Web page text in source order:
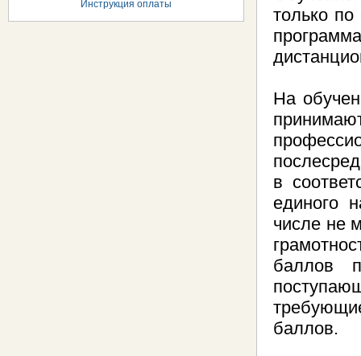
Инструкция оплаты
только
На
в
единого
числе не
баллов
баллов.